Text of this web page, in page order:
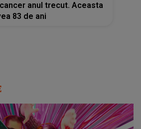
anul trecut. Aceasta
83 de ani